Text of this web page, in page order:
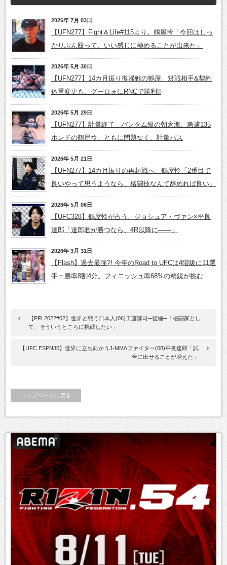
2026年 7月 03日
【UFN277】Fight＆Life#115より。鶴屋怜「今回はしっ
かりぶん殴って、いい感じに極めることが出来た」
2026年 5月 30日
【UFN277】14カ月振り復帰戦の鶴屋。対戦相手&契約
体重変更も、グーロォにRNCで勝利!!
2026年 5月 29日
【UFN277】計量終了 バンタム級の朝倉海、急遽135
ポンドの鶴屋怜。ともに問題なく、計量パス
2026年 5月 21日
【UFN277】14カ月振りの再起戦へ、鶴屋怜「2番目で
良いやって思うようなら、格闘技なんて辞めれば良い」
2026年 5月 06日
【UFC328】鶴屋怜が占う、ジョシュア・ヴァン×平良
達郎「達郎君が勝つなら、4R以降に――」
2026年 3月 31日
【Flash】過去最強?! 今年のRoad to UFCは4階級に11選
手＝勝率8割4分。フィニッシュ率68%の精鋭が挑む
【PFL2022#02】世界と戦う日本人(06)工藤諒司─後編─「格闘家とし
て、そういうところに挑戦したい」
【UFC ESPN35】世界に立ち向かうJ-MMAファイター(08)平良達郎「試
合に出せることが増えた」
トップページに戻る